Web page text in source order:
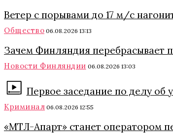
Ветер с порывами до 17 м/с
Общество 06.08.2026 13:13
Зачем Финляндия перебрасывает
Новости Финляндии 06.08.2026 13:03
Первое заседание по делу об
Криминал 06.08.2026 12:55
«МТЛ-Апарт» станет оператором